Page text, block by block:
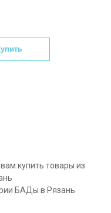
купить товары из
БАДы в Рязань